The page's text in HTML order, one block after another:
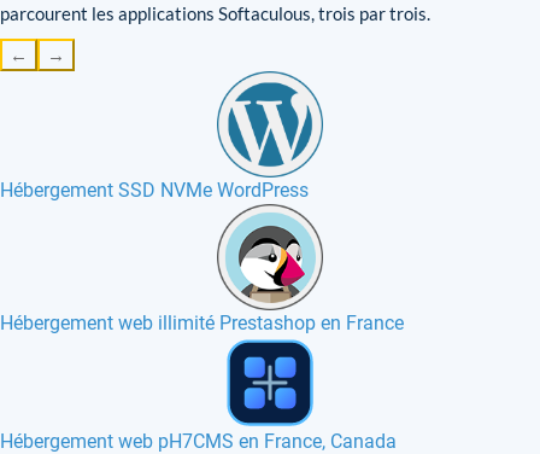
parcourent les applications Softaculous, trois par trois.
← →
Hébergement SSD NVMe WordPress
Hébergement web illimité Prestashop en France
Hébergement web CakePHP en France